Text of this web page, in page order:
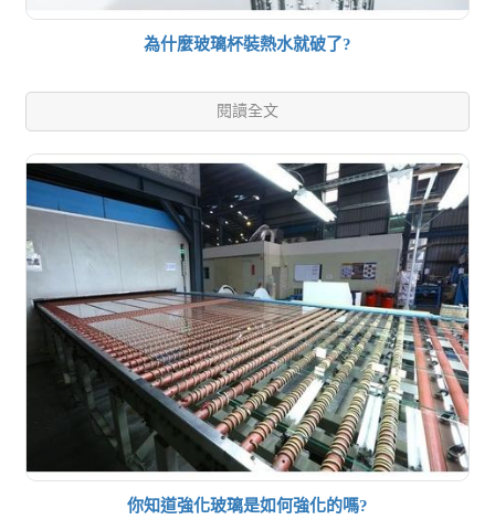
為什麼玻璃杯裝熱水就破了?
閱讀全文
你知道強化玻璃是如何強化的嗎?